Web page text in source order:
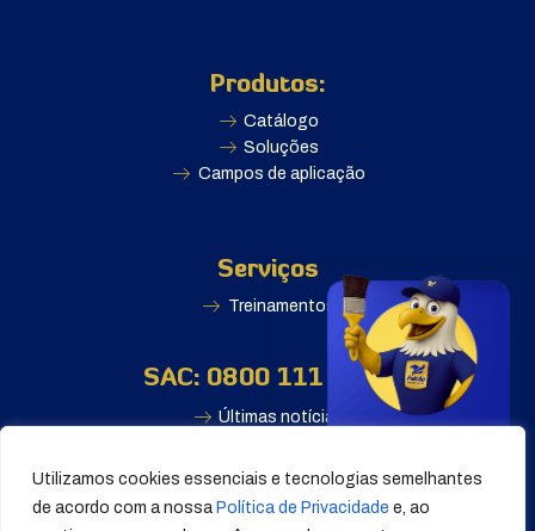
Utilizamos cookies essenciais e tecnologias semelhantes
de acordo com a nossa Política de Privacidade e, ao
Produtos:
Catálogo
Soluções
Campos de aplicação
Serviços
Treinamentos
SAC: 0800 111 2500
Últimas notícias